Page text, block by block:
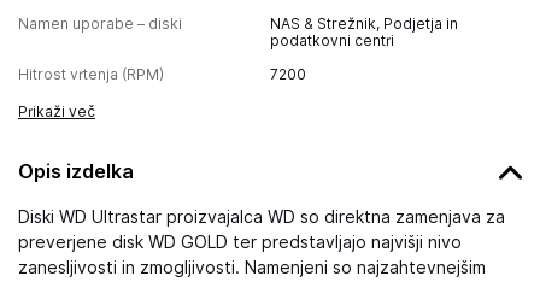
Namen uporabe – diski
NAS & Strežnik, Podjetja in
podatkovni centri
Hitrost vrtenja (RPM)
7200
Prikaži več
Opis izdelka
Diski WD Ultrastar proizvajalca WD so direktna zamenjava za
preverjene disk WD GOLD ter predstavljajo najvišji nivo
zanesljivosti in zmogljivosti. Namenjeni so najzahtevnejšim